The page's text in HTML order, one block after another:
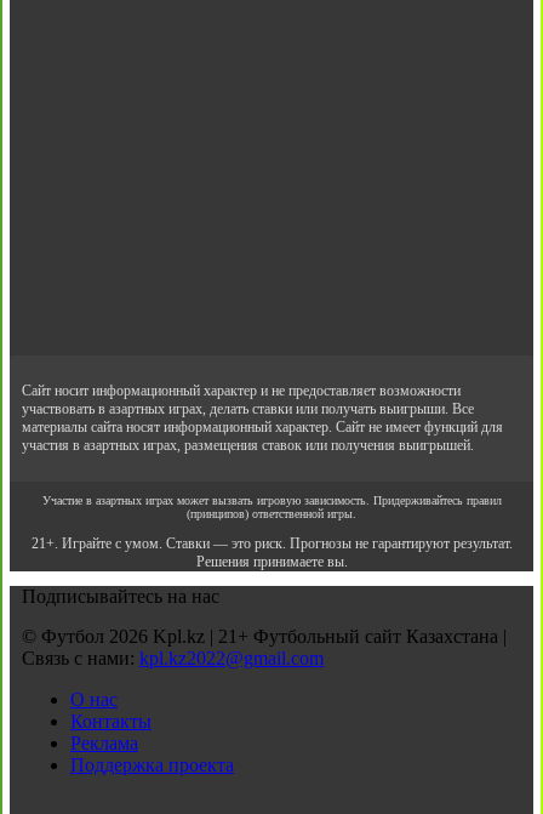
Сайт носит информационный характер и не предоставляет возможности
участвовать в азартных играх, делать ставки или получать выигрыши. Все
материалы сайта носят информационный характер. Сайт не имеет функций для
участия в азартных играх, размещения ставок или получения выигрышей.
Участие в азартных играх может вызвать игровую зависимость. Придерживайтесь правил
(принципов) ответственной игры.
21+. Играйте с умом. Ставки — это риск. Прогнозы не гарантируют результат.
Решения принимаете вы.
Подписывайтесь на нас
© Футбол 2026 Kpl.kz | 21+ Футбольный сайт Казахстана |
Связь с нами: kpl.kz2022@gmail.com
О нас
Контакты
Реклама
Поддержка проекта